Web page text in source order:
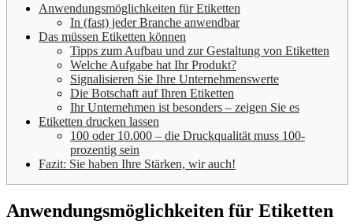
Anwendungsmöglichkeiten für Etiketten
In (fast) jeder Branche anwendbar
Das müssen Etiketten können
Tipps zum Aufbau und zur Gestaltung von Etiketten
Welche Aufgabe hat Ihr Produkt?
Signalisieren Sie Ihre Unternehmenswerte
Die Botschaft auf Ihren Etiketten
Ihr Unternehmen ist besonders – zeigen Sie es
Etiketten drucken lassen
100 oder 10.000 – die Druckqualität muss 100-
prozentig sein
Fazit: Sie haben Ihre Stärken, wir auch!
Anwendungsmöglichkeiten für Etiketten